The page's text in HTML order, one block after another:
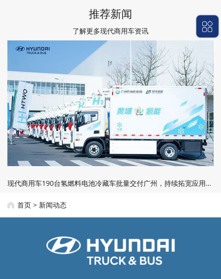
推荐新闻
了解更多现代商用车资讯
现代商用车190台氢燃料电池冷藏车批量交付广州，持续拓宽应用边界
首页 > 新闻动态